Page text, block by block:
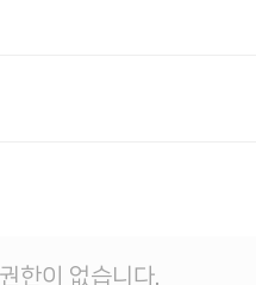
한이 없습니다.